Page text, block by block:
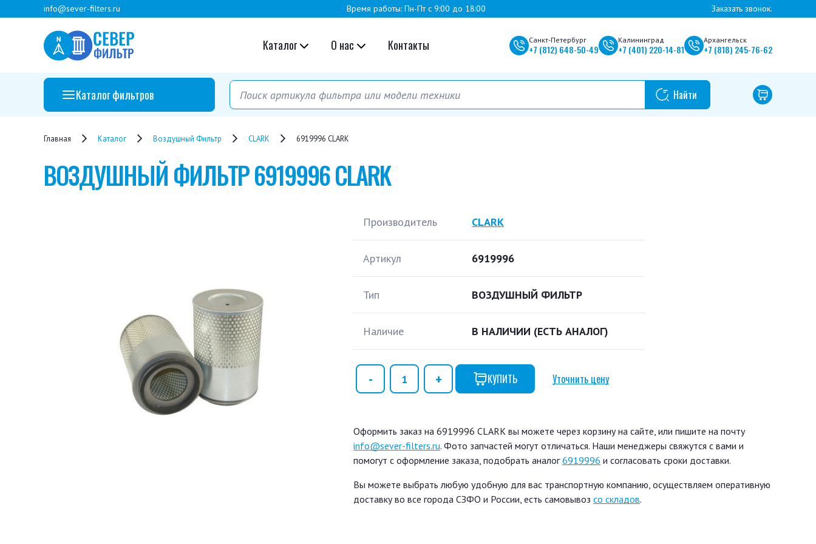
info@sever-filters.ru Время работы: Пн-Пт с 9:00 до 18:00 Заказать звонок.
Каталог О нас Контакты Санкт-Петербург
+7 (812) 648-50-49
Калининград
+7 (401) 220-14-81
Архангельск
+7 (818) 245-76-62
Каталог фильтров
Главная Каталог Воздушный Фильтр CLARK 6919996 CLARK
ВОЗДУШНЫЙ ФИЛЬТР6919996 CLARK
Производитель CLARK
Артикул 6919996
Тип ВОЗДУШНЫЙ ФИЛЬТР
Наличие В НАЛИЧИИ (ЕСТЬ АНАЛОГ)
КУПИТЬ Уточнить цену
Оформить заказ на 6919996 CLARK вы можете через корзину на сайте, или пишите на почту
info@sever-filters.ru. Фото запчастей могут отличаться. Наши менеджеры свяжутся с вами и
помогут с оформление заказа, подобрать аналог6919996 и согласовать сроки доставки.
Вы можете выбрать любую удобную для вас транспортную компанию, осуществляем оперативную
доставку во все города СЗФО и России, есть самовывоз со складов.